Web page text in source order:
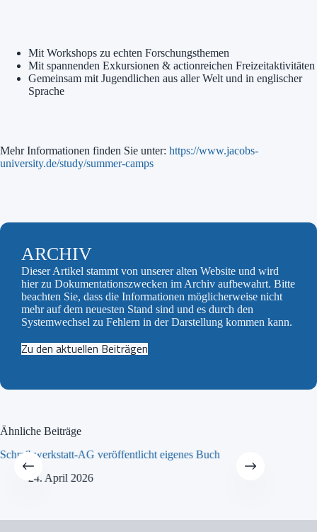
Mit Workshops zu echten Forschungsthemen
Mit spannenden Exkursionen & actionreichen Freizeitaktivitäten
Gemeinsam mit Jugendlichen aus aller Welt und in englischer
Sprache
Mehr Informationen finden Sie unter: https://www.jacobs-
university.de/study/summer-camps
ARCHIV
Dieser Artikel stammt von unserer alten Website und wird
hier zu Dokumentationszwecken im Archiv aufbewahrt. Bitte
beachten Sie, dass die Informationen möglicherweise nicht
mehr auf dem neuesten Stand sind und es durch den
Systemwechsel zu Fehlern in der Darstellung kommen kann.
Zu den aktuellen Beiträgen
Ähnliche Beiträge
Schreibwerkstatt-AG veröffentlicht eigenes Buch
24. April 2026